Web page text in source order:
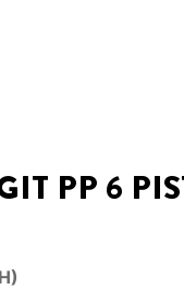
PP 6